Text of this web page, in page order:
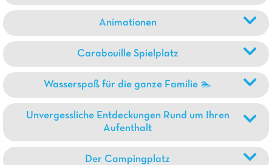
Animationen
Carabouille Spielplatz
Wasserspaß für die ganze Familie 🏊
Unvergessliche Entdeckungen Rund um Ihren
Aufenthalt
Der Campingplatz